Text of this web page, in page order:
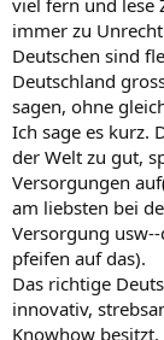
immer zu
Deutschen sind
Deutschland
sagen, ohne
Ich sage es kurz.
der Welt zu gut,
Versorgungen
am liebsten bei
Versorgung
pfeifen auf das).
Das richtige
innovativ,
Knowhow